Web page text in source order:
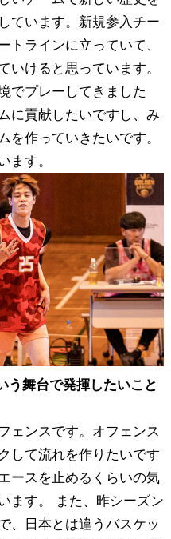
ています。新規参入チー
トラインに立っていて、
いけると思っています。
でプレーしてきました
に貢献したいですし、み
を作っていきたいです。
ます。
舞台で発揮したいこと
ェンスです。オフェンス
して流れを作りたいです
ースを止めるくらいの気
ます。 また、昨シーズン
、日本とは違うバスケッ